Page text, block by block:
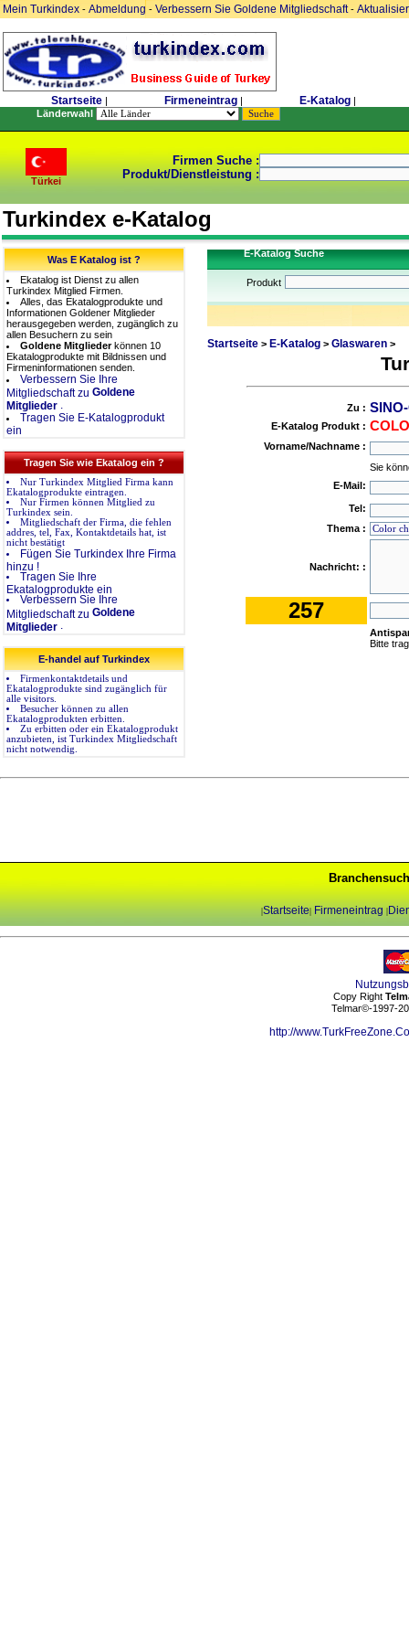
Mein Turkindex - Abmeldung - Verbessern Sie Goldene Mitgliedschaft-
Startseite | Firmeneintrag | E-Katalog |
Länderwahl
Türkei
Firmen Suche :
Produkt/Dienstleistung :
Turkindex e-Katalog
Was E Katalog ist ?
Ekatalog ist Dienst zu allen
Turkindex Mitglied Firmen.
Alles, das Ekatalogprodukte und
Informationen Goldener Mitglieder
herausgegeben werden, zugänglich zu
allen Besuchern zu sein
Goldene Mitgliederkönnen 10
Ekatalogprodukte mit Bildnissen und
Firmeninformationen senden.
Verbessern Sie Ihre
Mitgliedschaft zu Goldene
Mitglieder .
Tragen Sie E-Katalogprodukt
ein
Tragen Sie wie Ekatalog ein ?
Nur Turkindex Mitglied Firma kann
Ekatalogprodukte eintragen.
Nur Firmen können Mitglied zu
Turkindex sein.
Mitgliedschaft der Firma, die fehlen
addres, tel, Fax, Kontaktdetails hat, ist
nicht bestätigt
Fügen Sie Turkindex Ihre Firma
hinzu !
Tragen Sie Ihre
Ekatalogprodukte ein
Verbessern Sie Ihre
Mitgliedschaft zu Goldene
Mitglieder .
E-handel auf Turkindex
Firmenkontaktdetails und
Ekatalogprodukte sind zugänglich für
alle visitors.
Besucher können zu allen
Ekatalogprodukten erbitten.
Zu erbitten oder ein Ekatalogprodukt
anzubieten, ist Turkindex Mitgliedschaft
nicht notwendig.
E-Katalog Suche
Produkt
Startseite > E-Katalog> Glaswaren>
Zu :
E-Katalog Produkt :
Vorname/Nachname :
Sie
E-Mail:
Tel:
Thema :
Nachricht: :
257
Bitte
|Startseite| Firmeneintrag |
Copy Right
Telmar©-1997-
http://